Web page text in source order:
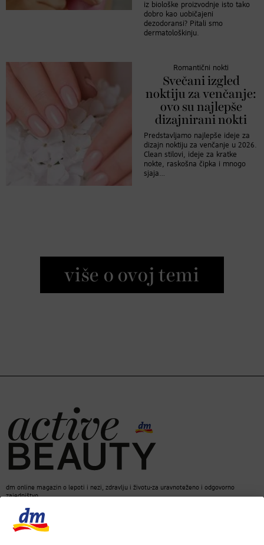
iz biološke proizvodnje isto tako
dobro kao uobičajeni
dezodoransi? Pitali smo
dermatološkinju.
Romantični nokti
Svečani izgled
noktiju za venčanje:
ovo su najlepše
dizajnirani nokti
Predstavljamo najlepše ideje za
dizajn noktiju za venčanje u 2026.
Clean stilovi, ideje za kratke
nokte, raskošna čipka i mnogo
sjaja…
više o ovoj temi
dm online magazin o lepoti i nezi, zdravlju i životu-za uravnoteženo i odgovorno
zajedništvo.